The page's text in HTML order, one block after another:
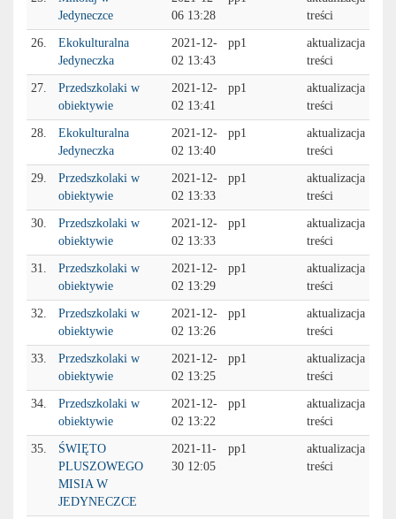
Jedyneczce
06 13:28
treści
26.
Ekokulturalna
Jedyneczka
2021-12-
02 13:43
pp1
aktualizacja
treści
27.
Przedszkolaki w
obiektywie
2021-12-
02 13:41
pp1
aktualizacja
treści
28.
Ekokulturalna
Jedyneczka
2021-12-
02 13:40
pp1
aktualizacja
treści
29.
Przedszkolaki w
obiektywie
2021-12-
02 13:33
pp1
aktualizacja
treści
30.
Przedszkolaki w
obiektywie
2021-12-
02 13:33
pp1
aktualizacja
treści
31.
Przedszkolaki w
obiektywie
2021-12-
02 13:29
pp1
aktualizacja
treści
32.
Przedszkolaki w
obiektywie
2021-12-
02 13:26
pp1
aktualizacja
treści
33.
Przedszkolaki w
obiektywie
2021-12-
02 13:25
pp1
aktualizacja
treści
34.
Przedszkolaki w
obiektywie
2021-12-
02 13:22
pp1
aktualizacja
treści
35.
ŚWIĘTO
PLUSZOWEGO
MISIA W
JEDYNECZCE
2021-11-
30 12:05
pp1
aktualizacja
treści